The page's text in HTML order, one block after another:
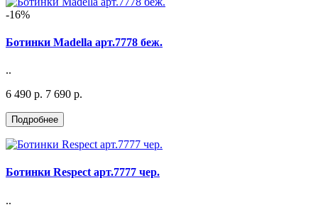
-16%
Ботинки Madella арт.7778 беж.
..
6 490 р. 7 690 р.
Ботинки Respect арт.7777 чер.
..